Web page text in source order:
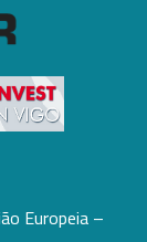
Europeia –